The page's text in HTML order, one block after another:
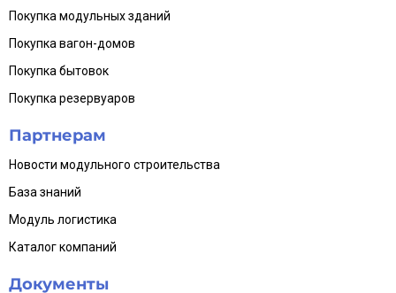
Покупка модульных зданий
Покупка вагон-домов
Покупка бытовок
Покупка резервуаров
Партнерам
Новости модульного строительства
База знаний
Модуль логистика
Каталог компаний
Документы